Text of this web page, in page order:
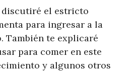
el estricto
para ingresar a la
También te explicaré
para comer en este
y algunos otros